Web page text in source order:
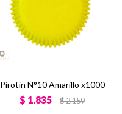
Pirotín N°10 Amarillo x1000
$ 1.835 $2.159